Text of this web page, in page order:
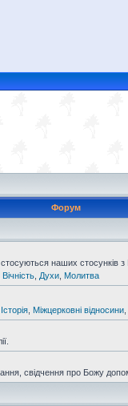
Форум
наших стосунків з
Вічність Духи Молитва
Історія Міжцерковні відносини
свідчення про Божу